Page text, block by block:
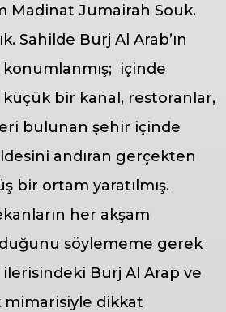
Madinat Jumairah Souk.
Sahilde Burj Al Arab’ın
içinde
küçük bir kanal, restoranlar,
bulunan şehir içinde
andıran gerçekten
bir ortam yaratılmış.
her akşam
söylememe gerek
Burj Al Arap ve
mimarisiyle dikkat